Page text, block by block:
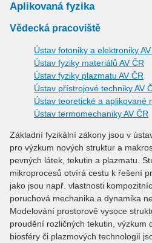
Aplikovaná fyzika
Vědecká pracoviště
Ústav fotoniky a elektroniky AV
Ústav fyziky materiálů AV ČR
Ústav fyziky plazmatu AV ČR
Ústav přístrojové techniky AV
Ústav teoretické a aplikované
Ústav termomechaniky AV ČR
Základní fyzikální zákony jsou v
pro výzkum nových struktur a
pevných látek, tekutin a plazmatu.
mikroprocesů otvírá cestu k řešení
jako jsou např. vlastnosti
poruchová mechanika a dynamika
Modelování prostorově vysoce
proudění rozličných tekutin, výzkum
biosféry či plazmových technologií